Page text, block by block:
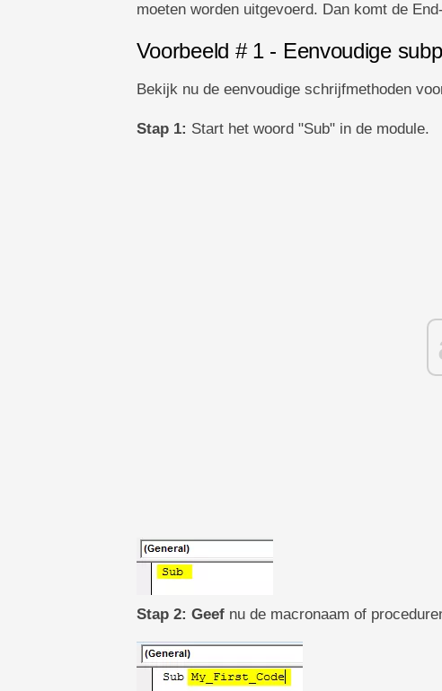
moeten worden uitgevoerd. Dan komt de
Voorbeeld # 1 - Eenvoudige
Bekijk nu de eenvoudige schrijfmethoden
Stap 1: Start het woord "Sub" in de module.
Stap 2: Geefnu de macronaam of